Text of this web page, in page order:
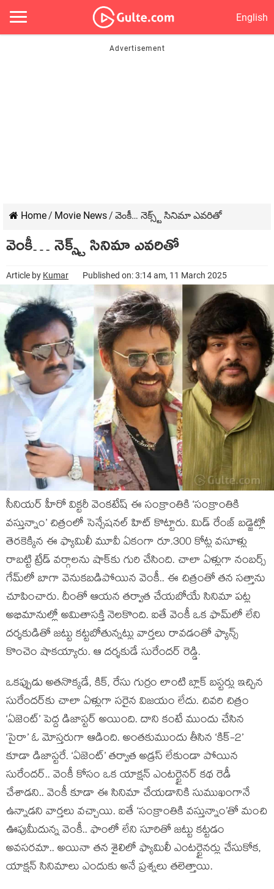
English
Home/ Movie News/ వెంకీ… నెక్స్ట్ సినిమా ఎవరితో
వెంకీ… నెక్స్ట్ సినిమా ఎవరితో
Article by Kumar Published on: 3:14 am, 11 March 2025
సీనియర్ హీరో విక్టరీ వెంకటేష్ ఈ సంక్రాంతికి ‘సంక్రాంతికి
వస్తున్నాం’ చిత్రంలో సెన్సేషనల్ హిట్ కొట్టారు. మిడ్ రేంజ్ బడ్జెట్లో
తెరకెక్కిన ఈ ఫ్యామిలీ మూవీ ఏకంగా రూ.300 కోట్ల వసూళ్లు
రాబట్టి ట్రేడ్ వర్గాలను షాక్‌కు గురి చేసింది. చాలా ఏళ్లుగా నంబర్స్
గేమ్‌లో బాగా వెనుకబడిపోయిన వెంకీ.. ఈ చిత్రంతో తన సత్తాను
చూపించారు. దీంతో ఆయన తర్వాత చేయబోయే సినిమా పట్ల
అభిమానుల్లో అమితాసక్తి నెలకొంది. ఐతే వెంకీ ఒక ఫామ్‌లో లేని
దర్శకుడితో జట్టు కట్టబోతున్నట్లు వార్తలు రావడంతో ఫ్యాన్స్
కొంచెం షాకయ్యారు. ఆ దర్శకుడే సురేందర్ రెడ్డి.
ఒకప్పుడు అతనొక్కడే, కిక్, రేసు గుర్రం లాంటి బ్లాక్ బస్టర్లు ఇచ్చిన
సురేందర్‌కు చాలా ఏళ్లుగా సరైన విజయం లేదు. చివరి చిత్రం
‘ఏజెంట్’ పెద్ద డిజాస్టర్ అయింది. దాని కంటే ముందు చేసిన
‘సైరా’ ఓ మోస్తరుగా ఆడింది. అంతకుముందు తీసిన ‘కిక్-2’
కూడా డిజాస్టరే. ‘ఏజెంట్’ తర్వాత అడ్రస్ లేకుండా పోయిన
సురేందర్.. వెంకీ కోసం ఒక యాక్షన్ ఎంటర్టైనర్ కథ రెడీ
చేశాడని.. వెంకీ కూడా ఈ సినిమా చేయడానికి సుముఖంగానే
ఉన్నాడని వార్తలు వచ్చాయి. ఐతే ‘సంక్రాంతికి వస్తున్నాం’తో మంచి
ఊపుమీదున్న వెంకీ.. ఫాంలో లేని సూరితో జట్టు కట్టడం
అవసరమా.. అయినా తన శైలిలో ఫ్యామిలీ ఎంటర్టైనర్లు చేసుకోక,
యాక్షన్ సినిమాలు ఎందుకు అనే ప్రశ్నలు తలెత్తాయి.